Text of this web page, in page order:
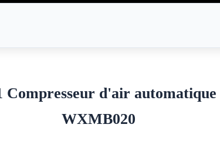
Compresseur d'air
WXMB020